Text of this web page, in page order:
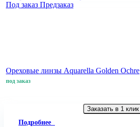
Под заказ Предзаказ
Ореховые линзы Aquarella Golden Ochre
под заказ
Заказать в 1 клик
Подробнее